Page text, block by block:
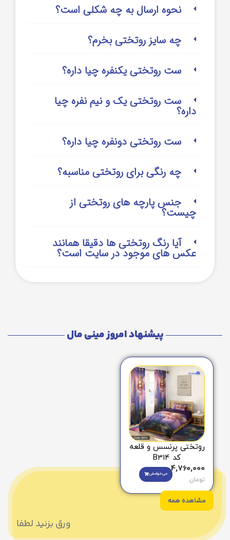
نحوه ارسال به چه شکلی است؟
چه سایز روتختی بخرم؟
ست روتختی یکنفره چیا داره؟
ست روتختی یک و نیم نفره چیا
داره؟
ست روتختی دونفره چیا داره؟
چه رنگی برای روتختی مناسبه؟
جنس پارچه های روتختی از
چیست؟
آیا رنگ روتختی ها دقیقا همانند
عکس های موجود در سایت است؟
پیشنهاد امروز مینی مال
روتختی پرنسس و قلعه
کد B314
4,760,000
تومان
می‌خوامش
مشاهده همه
ورق بزنید لطفا